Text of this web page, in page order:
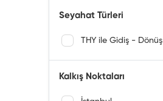
Seyahat Türleri
THY ile Gidiş - Dönüş
Kalkış Noktaları